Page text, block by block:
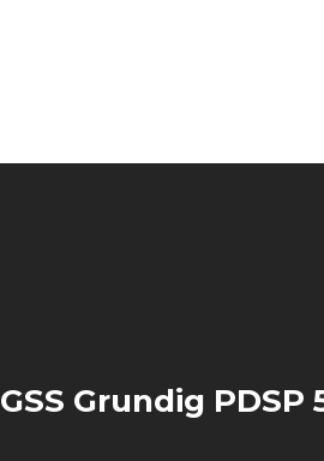
GSS Grundig PDSP